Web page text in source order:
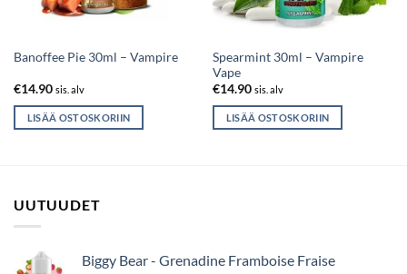
Banoffee Pie 30ml – Vampire
€14.90 sis. alv
LISÄÄ OSTOSKORIIN
Spearmint 30ml – Vampire
Vape
€14.90 sis. alv
LISÄÄ OSTOSKORIIN
UUTUUDET
Biggy Bear - Grenadine Framboise Fraise